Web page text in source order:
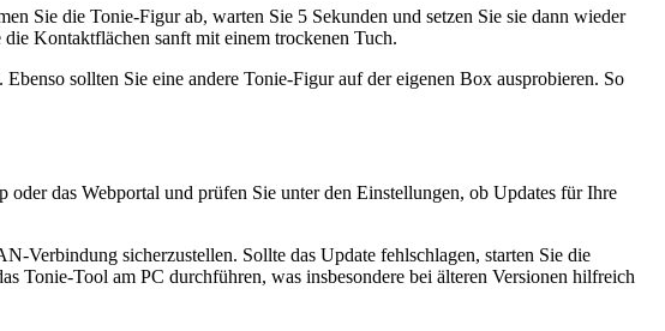
Sie die Tonie-Figur ab, warten Sie 5 Sekunden und setzen Sie sie dann wieder
Kontaktflächen sanft mit einem trockenen Tuch.
sollten Sie eine andere Tonie-Figur auf der eigenen Box ausprobieren. So
das Webportal und prüfen Sie unter den Einstellungen, ob Updates für Ihre
Verbindung sicherzustellen. Sollte das Update fehlschlagen, starten Sie die
Tonie-Tool am PC durchführen, was insbesondere bei älteren Versionen hilfreich